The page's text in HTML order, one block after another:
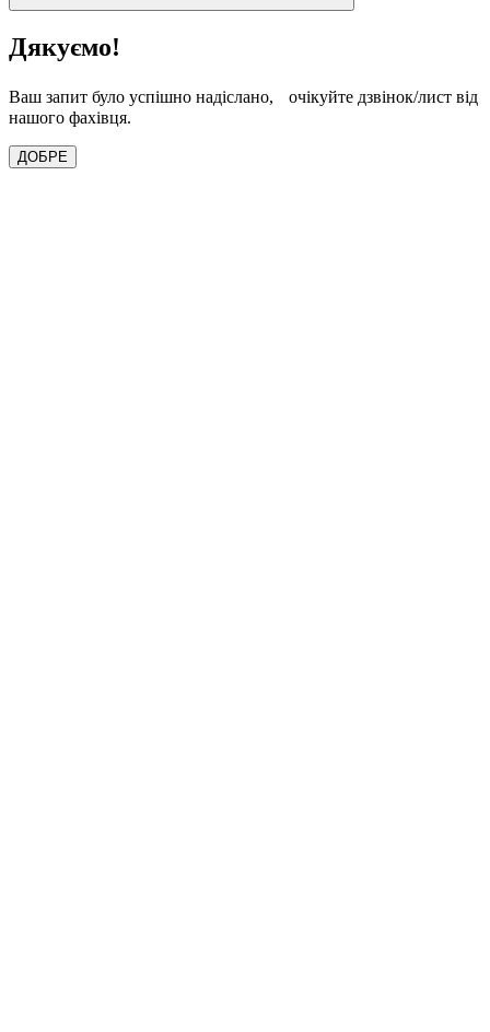
Дякуємо!
Ваш запит було успішно надіслано, очікуйте дзвінок/лист від
нашого фахівця.
ДОБРЕ